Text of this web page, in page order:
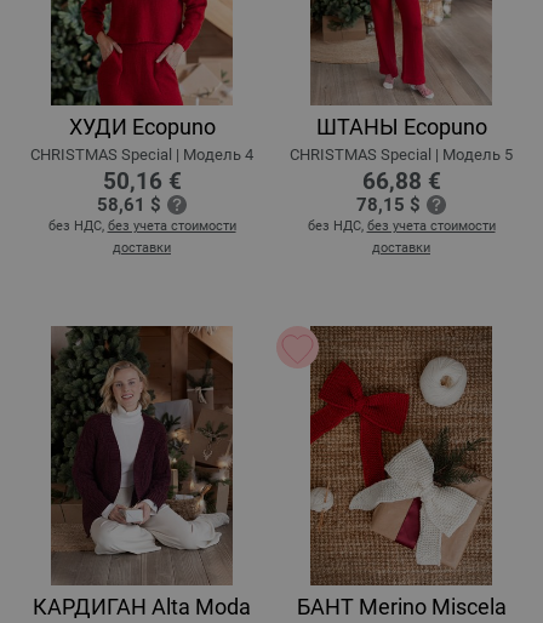
ХУДИ Ecopuno
CHRISTMAS Special | Модель 4
50,16 €
58,61 $
без НДС, без учета стоимости
доставки
ШТАНЫ Ecopuno
CHRISTMAS Special | Модель 5
66,88 €
78,15 $
без НДС, без учета стоимости
доставки
КАРДИГАН Alta Moda
БАНТ Merino Miscela